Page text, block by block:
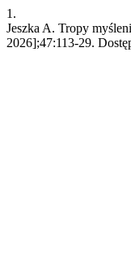
1.
Jeszka A. Tropy
2026];47:113-29.